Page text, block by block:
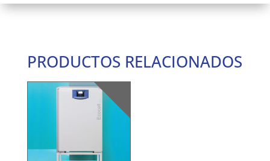
PRODUCTOS RELACIONADOS